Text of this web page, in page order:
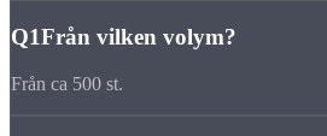
Q1Från vilken volym?
Från ca 500 st.